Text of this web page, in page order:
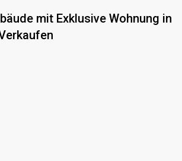
mit Exklusive Wohnung in